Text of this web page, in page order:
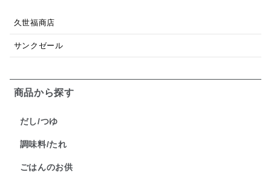
久世福商店
サンクゼール
商品から探す
だし/つゆ
調味料/たれ
ごはんのお供